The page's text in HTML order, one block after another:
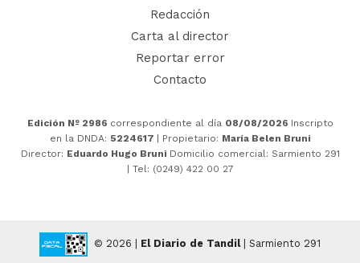
Redacción
Carta al director
Reportar error
Contacto
Edición Nº 2986 correspondiente al día 08/08/2026 Inscripto
en la DNDA: 5224617 | Propietario: María Belen Bruni
Director: Eduardo Hugo Bruni Domicilio comercial: Sarmiento 291
| Tel: (0249) 422 00 27
© 2026 | El Diario de Tandil| Sarmiento 291